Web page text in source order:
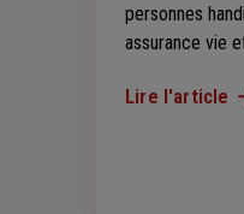
personnes
assurance vie
fiscaux
Lire l'article